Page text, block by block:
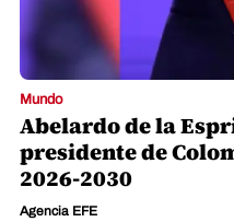
Mundo
Abelardo de la
presidente de
2026-2030
Agencia EFE